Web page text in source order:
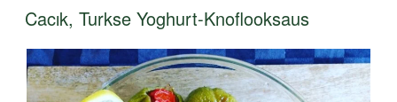
Cacık, Turkse Yoghurt-Knoflooksaus